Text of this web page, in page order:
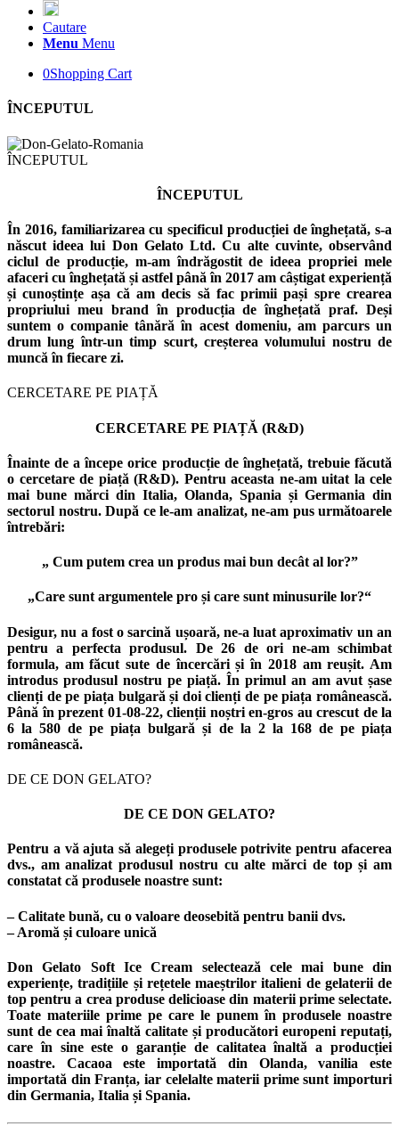
Cautare
Menu Menu
0Shopping Cart
ÎNCEPUTUL
ÎNCEPUTUL
ÎNCEPUTUL
În 2016, familiarizarea cu specificul producției de înghețată, s-a
născut ideea lui Don Gelato Ltd. Cu alte cuvinte, observând
ciclul de producție, m-am îndrăgostit de ideea propriei mele
afaceri cu înghețată și astfel până în 2017 am câștigat experiență
și cunoștințe așa că am decis să fac primii pași spre crearea
propriului meu brand în producția de înghețată praf. Deși
suntem o companie tânără în acest domeniu, am parcurs un
drum lung într-un timp scurt, creșterea volumului nostru de
muncă în fiecare zi.
CERCETARE PE PIAȚĂ
CERCETARE PE PIAȚĂ (R&D)
Înainte de a începe orice producție de înghețată, trebuie făcută
o cercetare de piață (R&D). Pentru aceasta ne-am uitat la cele
mai bune mărci din Italia, Olanda, Spania și Germania din
sectorul nostru. După ce le-am analizat, ne-am pus următoarele
întrebări:
„ Cum putem crea un produs mai bun decât al lor?”
„Care sunt argumentele pro și care sunt minusurile lor?“
Desigur, nu a fost o sarcină ușoară, ne-a luat aproximativ un an
pentru a perfecta produsul. De 26 de ori ne-am schimbat
formula, am făcut sute de încercări și în 2018 am reușit. Am
introdus produsul nostru pe piață. În primul an am avut șase
clienți de pe piața bulgară și doi clienți de pe piața românească.
Până în prezent 01-08-22, clienții noștri en-gros au crescut de la
6 la 580 de pe piața bulgară și de la 2 la 168 de pe piața
românească.
DE CE DON GELATO?
DE CE DON GELATO?
Pentru a vă ajuta să alegeți produsele potrivite pentru afacerea
dvs., am analizat produsul nostru cu alte mărci de top și am
constatat că produsele noastre sunt:
– Calitate bună, cu o valoare deosebită pentru banii dvs.
– Aromă și culoare unică
Don Gelato Soft Ice Cream selectează cele mai bune din
experiențe, tradițiile și rețetele maeștrilor italieni de gelaterii de
top pentru a crea produse delicioase din materii prime selectate.
Toate materiile prime pe care le punem în produsele noastre
sunt de cea mai înaltă calitate și producători europeni reputați,
care în sine este o garanție de calitatea înaltă a producției
noastre. Cacaoa este importată din Olanda, vanilia este
importată din Franța, iar celelalte materii prime sunt importuri
din Germania, Italia și Spania.